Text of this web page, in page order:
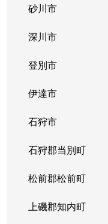
砂川市
深川市
登別市
伊達市
石狩市
石狩郡当別町
松前郡松前町
上磯郡知内町